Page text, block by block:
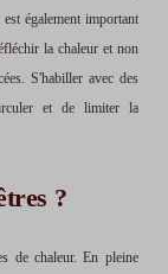
également important
la chaleur et non
S'habiller avec des
et de limiter la
?
de chaleur. En pleine